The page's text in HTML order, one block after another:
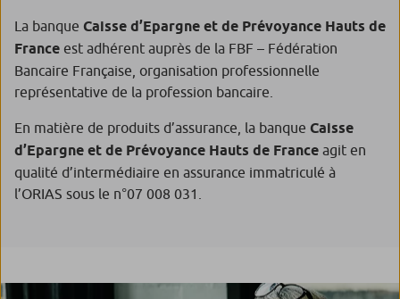
La banque Caisse d’Epargne et de Prévoyance Hauts de
France est adhérent auprès de la FBF – Fédération
Bancaire Française, organisation professionnelle
représentative de la profession bancaire.
En matière de produits d’assurance, la banque Caisse
d’Epargne et de Prévoyance Hauts de France agit en
qualité d’intermédiaire en assurance immatriculé à
l’ORIAS sous le n°07 008 031.